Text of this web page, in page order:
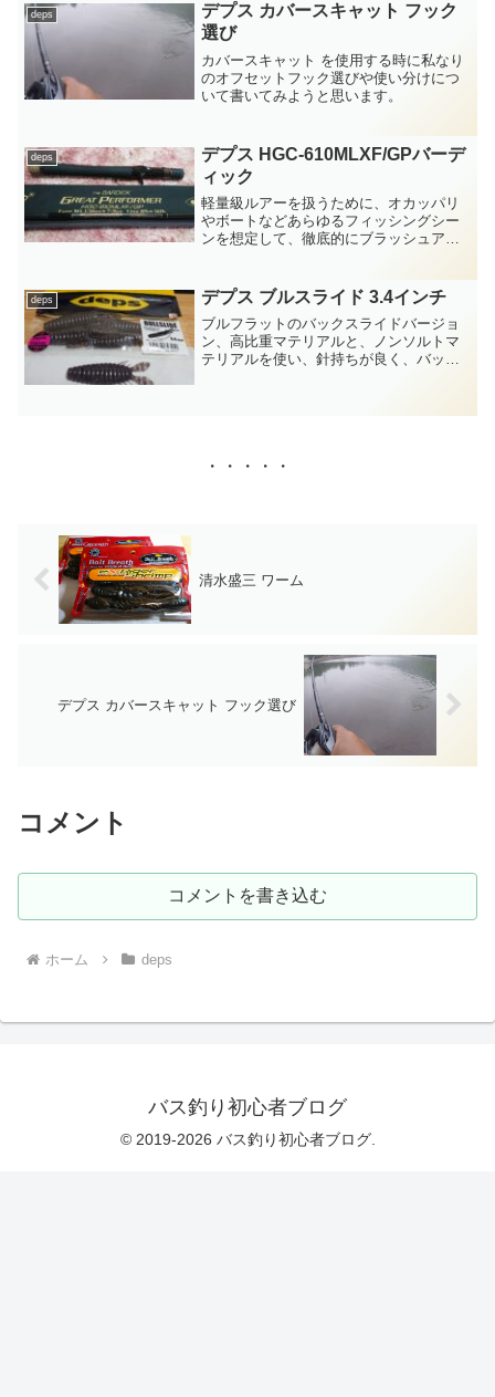
deps
デプス カバースキャット フック
選び
カバースキャット を使用する時に私なり
のオフセットフック選びや使い分けにつ
いて書いてみようと思います。
deps
デプス HGC-610MLXF/GPバーデ
ィック
軽量級ルアーを扱うために、オカッパリ
やボートなどあらゆるフィッシングシー
ンを想定して、徹底的にブラッシュアッ
ーマー HGC-610MLXF/GPバーディック
deps デプス ブルスライド 3.4インチ
ブルフラットのバックスライドバージョ
ン、高比重マテリアルと、ノンソルトマ
テリアルを使い、針持ちが良く、バック
・・・・・
清水盛三 ワーム
デプス カバースキャット フック選び
コメント
コメントを書き込む
ホーム deps
バス釣り初心者ブログ
© 2019-2026 バス釣り初心者ブログ.